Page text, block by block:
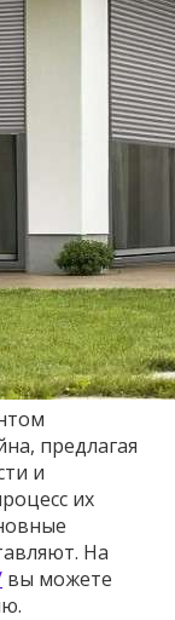
предлагая
и
их
На
вы можете